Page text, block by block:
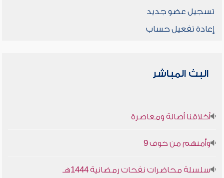
تسجيل عضو جديد
إعادة تفعيل حساب
البث المباشر
أخلاقنا أصالة ومعاصرة
وأمنهم من خوف 9
سلسلة محاضرات نفحات رمضانية 1444هـ